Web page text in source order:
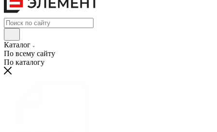
Каталог
По всему сайту
По каталогу